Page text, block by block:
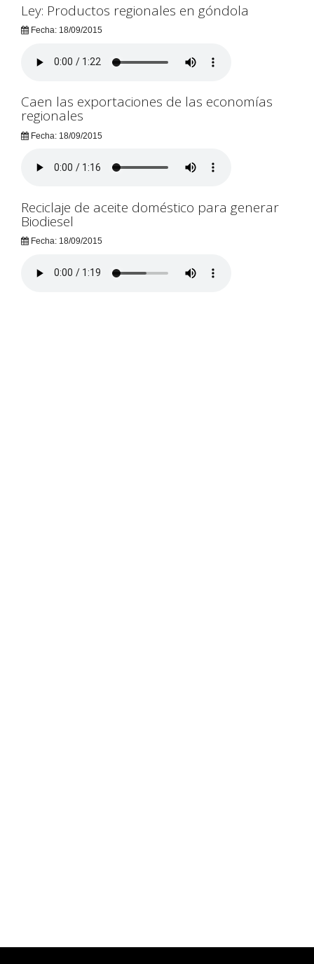
Ley: Productos regionales en góndola
Fecha: 18/09/2015
Caen las exportaciones de las economías
regionales
Fecha: 18/09/2015
Reciclaje de aceite doméstico para generar
Biodiesel
Fecha: 18/09/2015